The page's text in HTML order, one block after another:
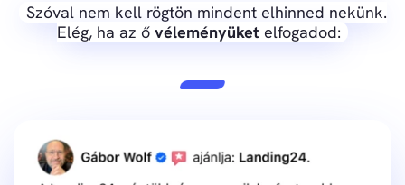
Szóval nem kell rögtön mindent elhinned nekünk.
Elég, ha az ő véleményüket elfogadod: